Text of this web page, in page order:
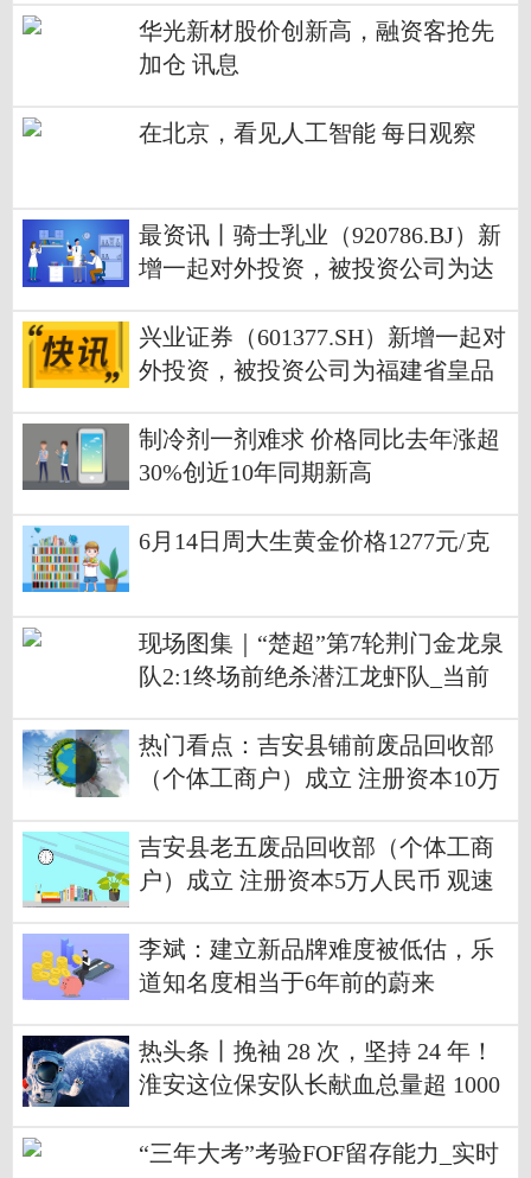
华光新材股价创新高，融资客抢先
加仓 讯息
在北京，看见人工智能 每日观察
最资讯丨骑士乳业（920786.BJ）新
增一起对外投资，被投资公司为达
兴业证券（601377.SH）新增一起对
外投资，被投资公司为福建省皇品
制冷剂一剂难求 价格同比去年涨超
30%创近10年同期新高
6月14日周大生黄金价格1277元/克
现场图集｜“楚超”第7轮荆门金龙泉
队2:1终场前绝杀潜江龙虾队_当前
热门看点：吉安县铺前废品回收部
（个体工商户）成立 注册资本10万
吉安县老五废品回收部（个体工商
户）成立 注册资本5万人民币 观速
李斌：建立新品牌难度被低估，乐
道知名度相当于6年前的蔚来
热头条丨挽袖 28 次，坚持 24 年！
淮安这位保安队长献血总量超 1000
“三年大考”考验FOF留存能力_实时